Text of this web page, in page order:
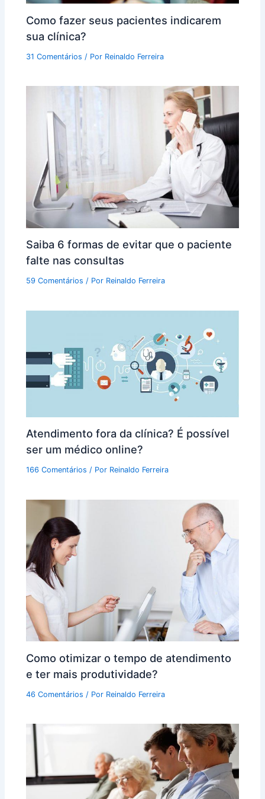
Como fazer seus pacientes indicarem
sua clínica?
31 Comentários / Por Reinaldo Ferreira
Saiba 6 formas de evitar que o paciente
falte nas consultas
59 Comentários / Por Reinaldo Ferreira
Atendimento fora da clínica? É possível
ser um médico online?
166 Comentários / Por Reinaldo Ferreira
Como otimizar o tempo de atendimento
e ter mais produtividade?
46 Comentários / Por Reinaldo Ferreira